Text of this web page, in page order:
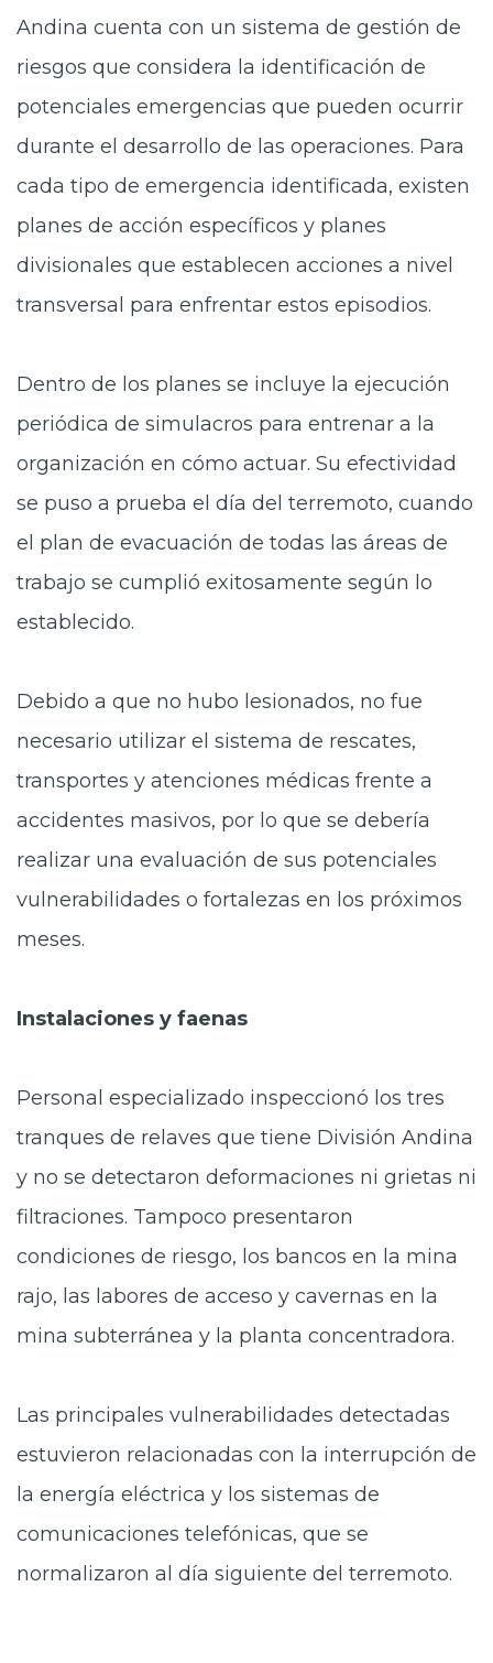
Andina cuenta con un sistema de gestión de
riesgos que considera la identificación de
potenciales emergencias que pueden ocurrir
durante el desarrollo de las operaciones. Para
cada tipo de emergencia identificada, existen
planes de acción específicos y planes
divisionales que establecen acciones a nivel
transversal para enfrentar estos episodios.
Dentro de los planes se incluye la ejecución
periódica de simulacros para entrenar a la
organización en cómo actuar. Su efectividad
se puso a prueba el día del terremoto, cuando
el plan de evacuación de todas las áreas de
trabajo se cumplió exitosamente según lo
establecido.
Debido a que no hubo lesionados, no fue
necesario utilizar el sistema de rescates,
transportes y atenciones médicas frente a
accidentes masivos, por lo que se debería
realizar una evaluación de sus potenciales
vulnerabilidades o fortalezas en los próximos
meses.
Instalaciones y faenas
Personal especializado inspeccionó los tres
tranques de relaves que tiene División Andina
y no se detectaron deformaciones ni grietas ni
filtraciones. Tampoco presentaron
condiciones de riesgo, los bancos en la mina
rajo, las labores de acceso y cavernas en la
mina subterránea y la planta concentradora.
Las principales vulnerabilidades detectadas
estuvieron relacionadas con la interrupción de
la energía eléctrica y los sistemas de
comunicaciones telefónicas, que se
normalizaron al día siguiente del terremoto.